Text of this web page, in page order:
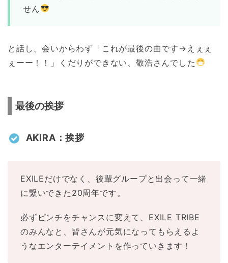
せん
と話し、会いからわず「これが最後の曲です→えぇぇ
ぇーー！！」くだりができない、敬浩さんでした
最後の挨拶
AKIRA：挨拶
EXILEだけでなく、後輩グループと出会って一緒
に繋いできた20周年です。
必ずピンチをチャンスに変えて、EXILE TRIBE
のみんなと、皆さんが元気になってもらえるよ
うなエンターテイメントを作っていきます！